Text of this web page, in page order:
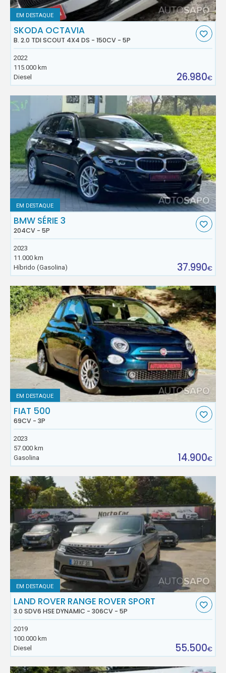
EM DESTAQUE
SKODA OCTAVIA
B. 2.0 TDI SCOUT 4X4 DS - 150CV - 5P
2022
115.000 km
Diesel
26.980€
EM DESTAQUE
BMW SÉRIE 3
204CV - 5P
2023
11.000 km
Híbrido (Gasolina)
37.990€
EM DESTAQUE
FIAT 500
69CV - 3P
2023
57.000 km
Gasolina
14.900€
EM DESTAQUE
LAND ROVER RANGE ROVER SPORT
3.0 SDV6 HSE DYNAMIC - 306CV - 5P
2019
100.000 km
Diesel
55.500€